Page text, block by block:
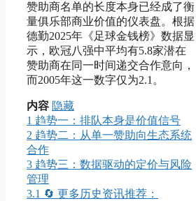
赞助商名单的长度本身已经成了衡
量俱乐部商业价值的仪表盘。根据
德勤2025年《足球金钱榜》数据显
示，欧冠八强中平均有5.8家潜在
赞助商在同一时间递交合作意向，
而2005年这一数字仅为2.1。
内容 隐藏
1 趋势一：排队本身是价值信号
2 趋势二：从单一赞助向生态系统
合作
3 趋势三：数据驱动的定价与风险
管理
3.1 🔄 更多历史资讯推荐：